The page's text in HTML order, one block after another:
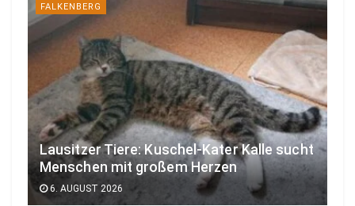
FALKENBERG
Lausitzer Tiere: Kuschel-Kater Kalle sucht
Menschen mit großem Herzen
6. AUGUST 2026